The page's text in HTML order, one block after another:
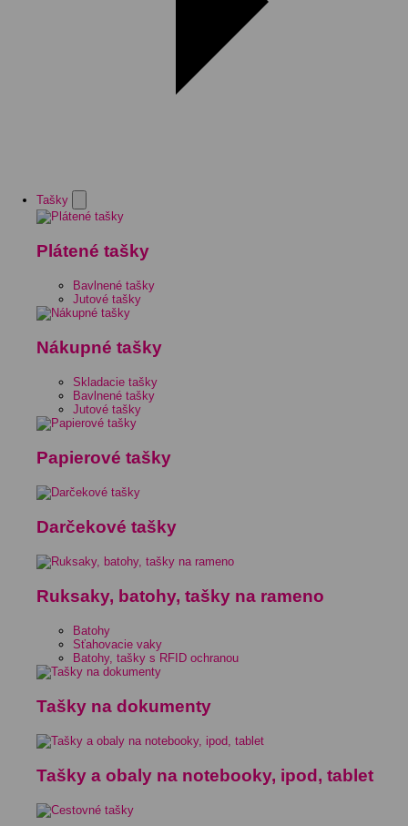
Tašky
Plátené tašky
Bavlnené tašky
Jutové tašky
Nákupné tašky
Skladacie tašky
Bavlnené tašky
Jutové tašky
Papierové tašky
Darčekové tašky
Ruksaky, batohy, tašky na rameno
Batohy
Sťahovacie vaky
Batohy, tašky s RFID ochranou
Tašky na dokumenty
Tašky a obaly na notebooky, ipod, tablet